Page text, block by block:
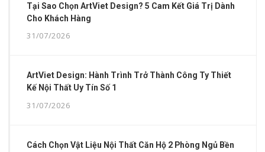
Tại Sao Chọn ArtViet Design? 5 Cam Kết Giá Trị Dành
Cho Khách Hàng
31/07/2026
ArtViet Design: Hành Trình Trở Thành Công Ty Thiết
Kế Nội Thất Uy Tín Số 1
31/07/2026
Cách Chọn Vật Liệu Nội Thất Căn Hộ 2 Phòng Ngủ Bền